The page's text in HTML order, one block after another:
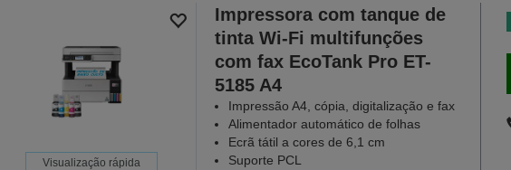
Visualização rápida
Impressora com tanque de
tinta Wi-Fi multifunções
com fax EcoTank Pro ET-
5185 A4
Impressão A4, cópia, digitalização e fax
Alimentador automático de folhas
Ecrã tátil a cores de 6,1 cm
Suporte PCL